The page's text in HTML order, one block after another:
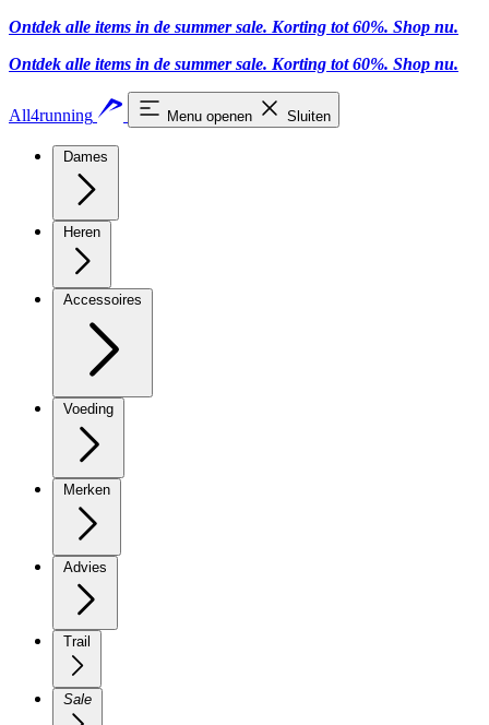
Ontdek alle items in de summer sale. Korting tot 60%. Shop nu.
Ontdek alle items in de summer sale. Korting tot 60%. Shop nu.
All4running Menu openen Sluiten
Dames
Heren
Accessoires
Voeding
Merken
Advies
Trail
Sale